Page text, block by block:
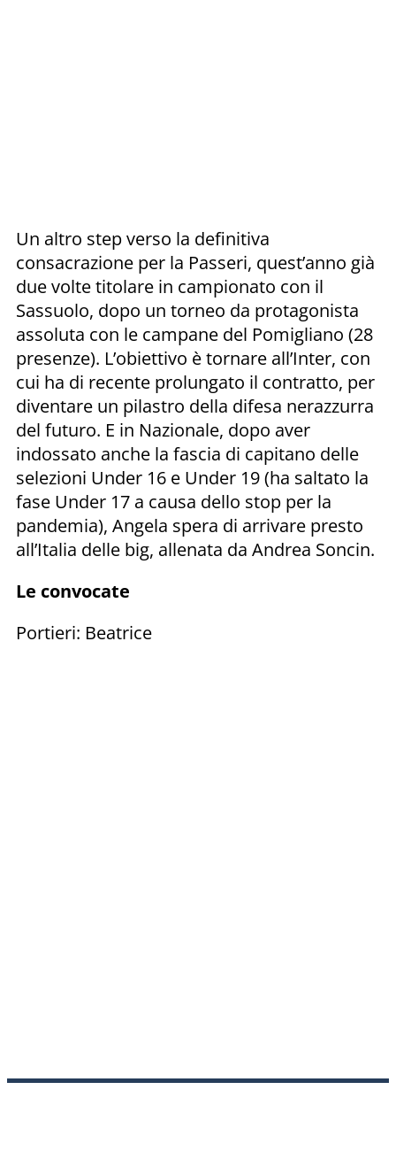
Un altro step verso la definitiva
consacrazione per la Passeri, quest’anno già
due volte titolare in campionato con il
Sassuolo, dopo un torneo da protagonista
assoluta con le campane del Pomigliano (28
presenze). L’obiettivo è tornare all’Inter, con
cui ha di recente prolungato il contratto, per
diventare un pilastro della difesa nerazzurra
del futuro. E in Nazionale, dopo aver
indossato anche la fascia di capitano delle
selezioni Under 16 e Under 19 (ha saltato la
fase Under 17 a causa dello stop per la
pandemia), Angela spera di arrivare presto
all’Italia delle big, allenata da Andrea Soncin.
Le convocate
Portieri: Beatrice